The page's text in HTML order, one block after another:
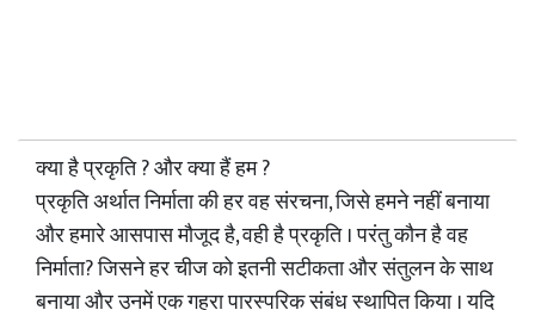
क्या है प्रकृति ? और क्या हैं हम ?
प्रकृति अर्थात निर्माता की हर वह संरचना, जिसे हमने नहीं बनाया
और हमारे आसपास मौजूद है, वही है प्रकृति । परंतु कौन है वह
निर्माता? जिसने हर चीज को इतनी सटीकता और संतुलन के साथ
बनाया और उनमें एक गहरा पारस्परिक संबंध स्थापित किया । यदि